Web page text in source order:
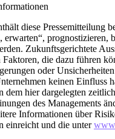
diese
prognostizieren,
Zukunftsgerichtete
die dazu führen
oder
keinen Einfluss
dem hier dargelegten
des Managements
Informationen über
einreicht und die unter